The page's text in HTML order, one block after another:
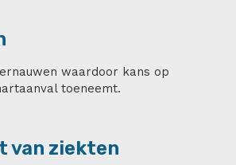
waardoor kans op
toeneemt.
van ziekten